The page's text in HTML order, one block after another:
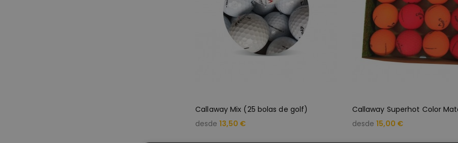
Callaway Mix (25 bolas de golf)
desde13,50 € desde 15,00 €